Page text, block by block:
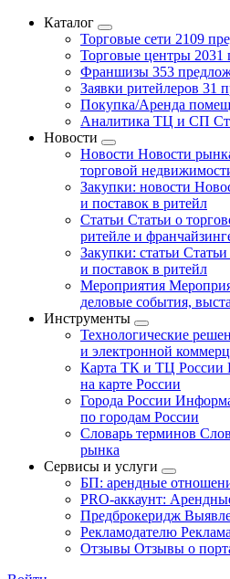
Каталог
Торговые сети 2109
Торговые центры 2031
Франшизы 353
Заявки ритейлеров 31
Покупка/Аренда
Аналитика ТЦ и СП
Новости
Новости Новости
торговой
Закупки: новости
и поставок в ритейл
Статьи Статьи о
ритейле и
Закупки: статьи
и поставок в ритейл
Мероприятия
деловые события,
Инструменты
Технологические
и электронной
Карта ТК и ТЦ России
на карте России
Города России
по городам России
Словарь терминов
рынка
Сервисы и услуги
БП: арендные
PRO-аккаунт:
Предброкеридж
Рекламодателю
Отзывы Отзывы о